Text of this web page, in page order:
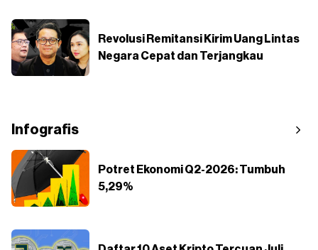
Revolusi Remitansi Kirim Uang Lintas
Negara Cepat dan Terjangkau
Infografis
Potret Ekonomi Q2-2026: Tumbuh
5,29%